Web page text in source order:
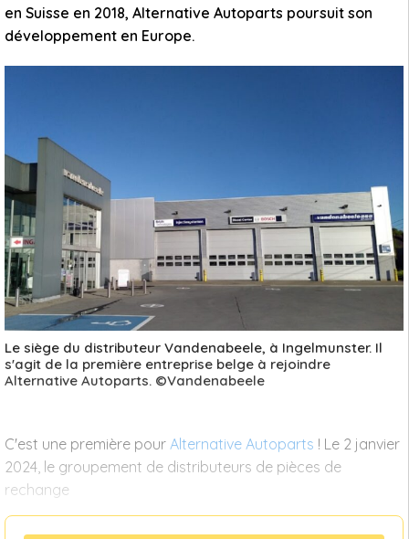
en Suisse en 2018, Alternative Autoparts poursuit son
développement en Europe.
Le siège du distributeur Vandenabeele, à Ingelmunster. Il
s'agit de la première entreprise belge à rejoindre
Alternative Autoparts. ©Vandenabeele
C'est une première pour Alternative Autoparts ! Le 2 janvier
2024, le groupement de distributeurs de pièces de
rechange